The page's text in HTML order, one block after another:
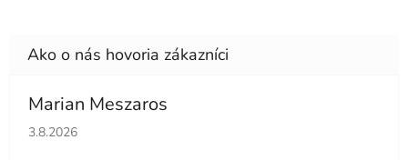
Marian Meszaros
Hodnotenie obchodu je 5 z 5 hviezdičiek.
3.8.2026